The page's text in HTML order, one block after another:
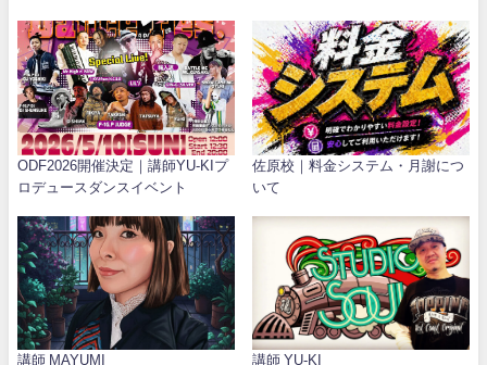
ODF2026開催決定｜講師YU-KIプ
ロデュースダンスイベント
佐原校｜料金システム・月謝につ
いて
講師 MAYUMI 講師 YU-KI